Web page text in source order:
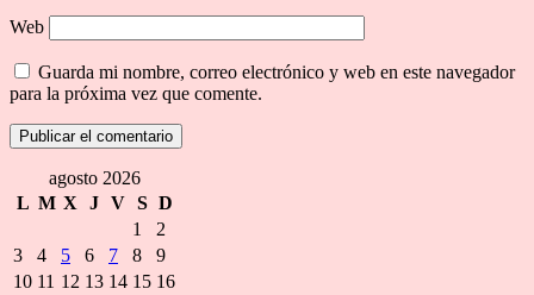
Web
Guarda mi nombre, correo electrónico y web en este navegador
para la próxima vez que comente.
agosto 2026
L M X J V S D
1
2
3
4 5 6 7 8
9
10 11 12 13 14 15 16